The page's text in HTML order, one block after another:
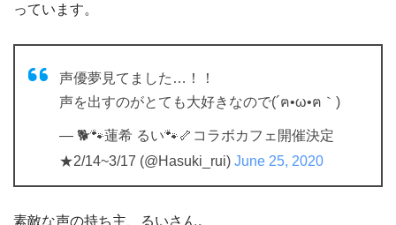
っています。
声優夢見てました…！！
声を出すのがとても大好きなので(´ฅ•ω•ฅ｀)
— 🐕🐾蓮希 るい🐾🦴コラボカフェ開催決定
★2/14~3/17 (@Hasuki_rui) June 25, 2020
素敵な声の持ち主、るいさん。